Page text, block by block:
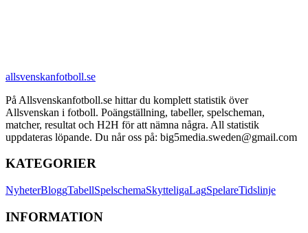
allsvenskanfotboll.se
På Allsvenskanfotboll.se hittar du komplett statistik över
Allsvenskan i fotboll. Poängställning, tabeller, spelscheman,
matcher, resultat och H2H för att nämna några. All statistik
uppdateras löpande. Du når oss på: big5media.sweden@gmail.com
KATEGORIER
NyheterBloggTabellSpelschemaSkytteligaLagSpelareTidslinje
INFORMATION